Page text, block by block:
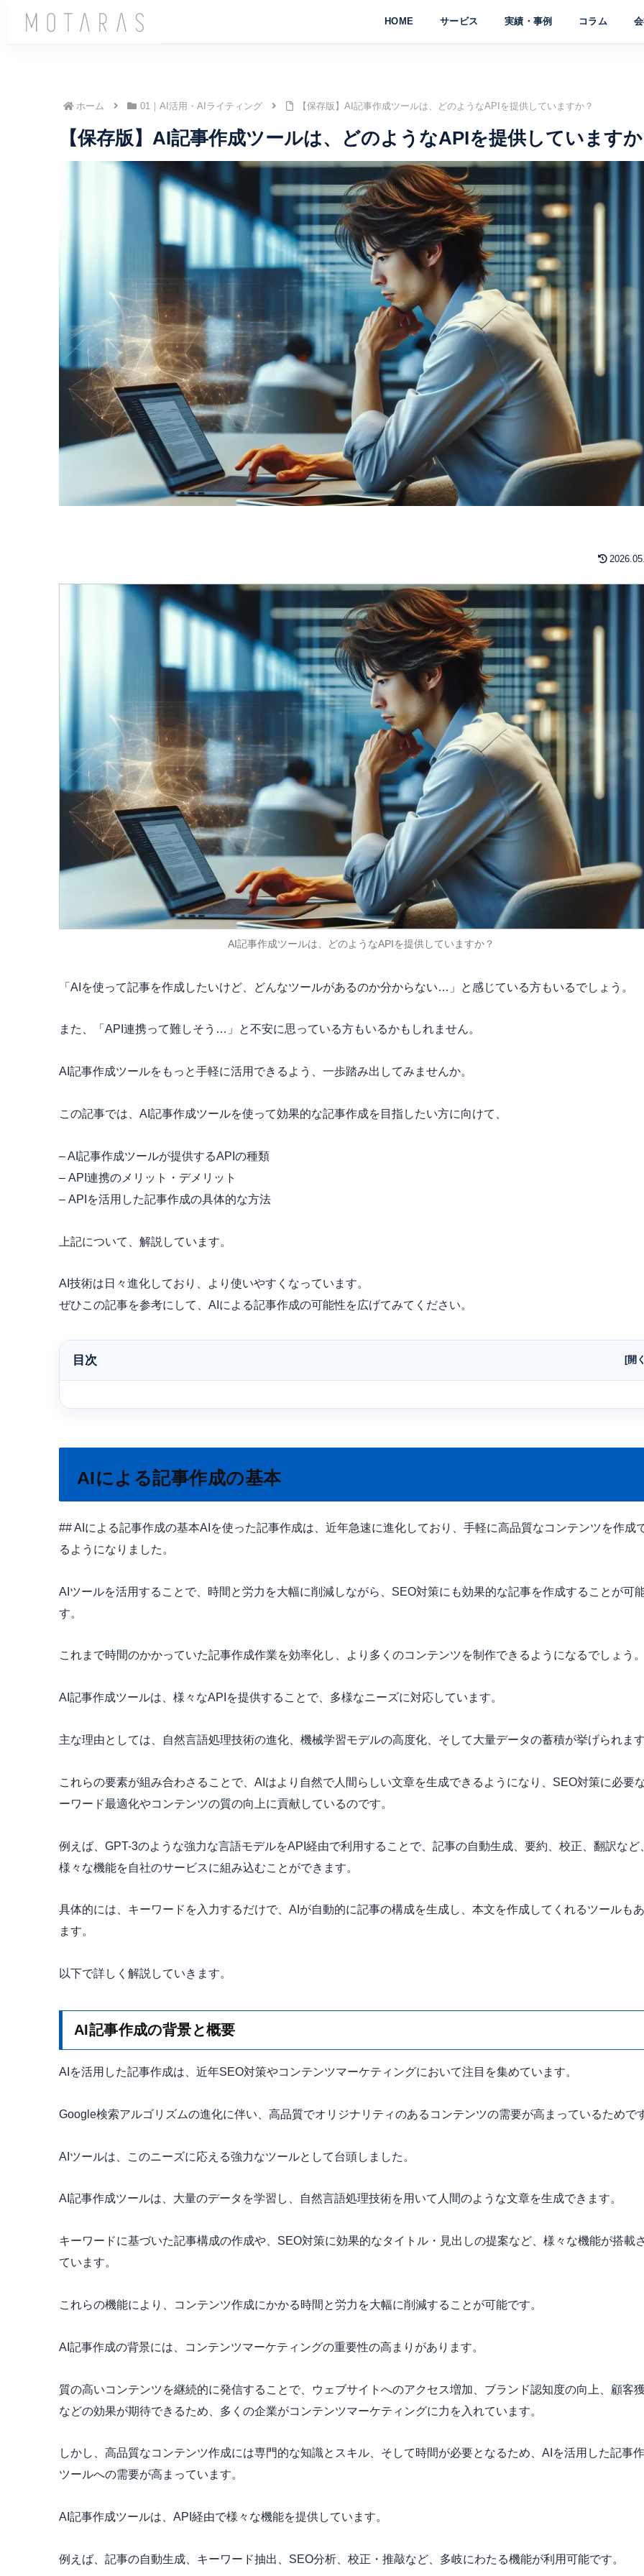
HOME サービス 実績・事例 コラム
ホーム 01｜AI活用・AIライティング 【保存版】AI記事作成ツールは、どのようなAPIを提供していますか？
【保存版】AI記事作成ツールは、どのようなAPIを提供していますか
AI記事作成ツールは、どのようなAPIを提供していますか？
「AIを使って記事を作成したいけど、どんなツールがあるのか分からない…」と感じている方もいるでしょう。
また、「API連携って難しそう…」と不安に思っている方もいるかもしれません。
AI記事作成ツールをもっと手軽に活用できるよう、一歩踏み出してみませんか。
この記事では、AI記事作成ツールを使って効果的な記事作成を目指したい方に向けて、
– AI記事作成ツールが提供するAPIの種類
– API連携のメリット・デメリット
– APIを活用した記事作成の具体的な方法
上記について、解説しています。
AI技術は日々進化しており、より使いやすくなっています。
ぜひこの記事を参考にして、AIによる記事作成の可能性を広げてみてください。
目次
AIによる記事作成の基本
## AIによる記事作成の基本AIを使った記事作成は、近年急速に進化しており、手軽に高品質なコンテンツを作成
るようになりました。
AIツールを活用することで、時間と労力を大幅に削減しながら、SEO対策にも効果的な記事を作成することが可
す。
これまで時間のかかっていた記事作成作業を効率化し、より多くのコンテンツを制作できるようになるでしょう。
AI記事作成ツールは、様々なAPIを提供することで、多様なニーズに対応しています。
主な理由としては、自然言語処理技術の進化、機械学習モデルの高度化、そして大量データの蓄積が挙げられます
これらの要素が組み合わさることで、AIはより自然で人間らしい文章を生成できるようになり、SEO対策に必要
ーワード最適化やコンテンツの質の向上に貢献しているのです。
例えば、GPT-3のような強力な言語モデルをAPI経由で利用することで、記事の自動生成、要約、校正、翻訳など
様々な機能を自社のサービスに組み込むことができます。
具体的には、キーワードを入力するだけで、AIが自動的に記事の構成を生成し、本文を作成してくれるツールもあ
ます。
以下で詳しく解説していきます。
AI記事作成の背景と概要
AIを活用した記事作成は、近年SEO対策やコンテンツマーケティングにおいて注目を集めています。
Google検索アルゴリズムの進化に伴い、高品質でオリジナリティのあるコンテンツの需要が高まっているためで
AIツールは、このニーズに応える強力なツールとして台頭しました。
AI記事作成ツールは、大量のデータを学習し、自然言語処理技術を用いて人間のような文章を生成できます。
キーワードに基づいた記事構成の作成や、SEO対策に効果的なタイトル・見出しの提案など、様々な機能が搭載
ています。
これらの機能により、コンテンツ作成にかかる時間と労力を大幅に削減することが可能です。
AI記事作成の背景には、コンテンツマーケティングの重要性の高まりがあります。
質の高いコンテンツを継続的に発信することで、ウェブサイトへのアクセス増加、ブランド認知度の向上、顧客
などの効果が期待できるため、多くの企業がコンテンツマーケティングに力を入れています。
しかし、高品質なコンテンツ作成には専門的な知識とスキル、そして時間が必要となるため、AIを活用した記事
ツールへの需要が高まっています。
AI記事作成ツールは、API経由で様々な機能を提供しています。
例えば、記事の自動生成、キーワード抽出、SEO分析、校正・推敲など、多岐にわたる機能が利用可能です。